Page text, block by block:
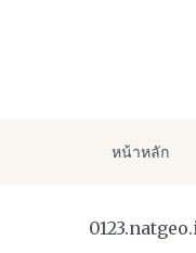
หน้าหลัก